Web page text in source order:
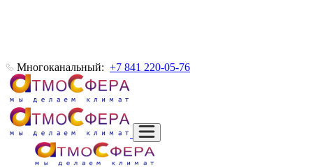
Многоканальный: +7 841 220-05-76